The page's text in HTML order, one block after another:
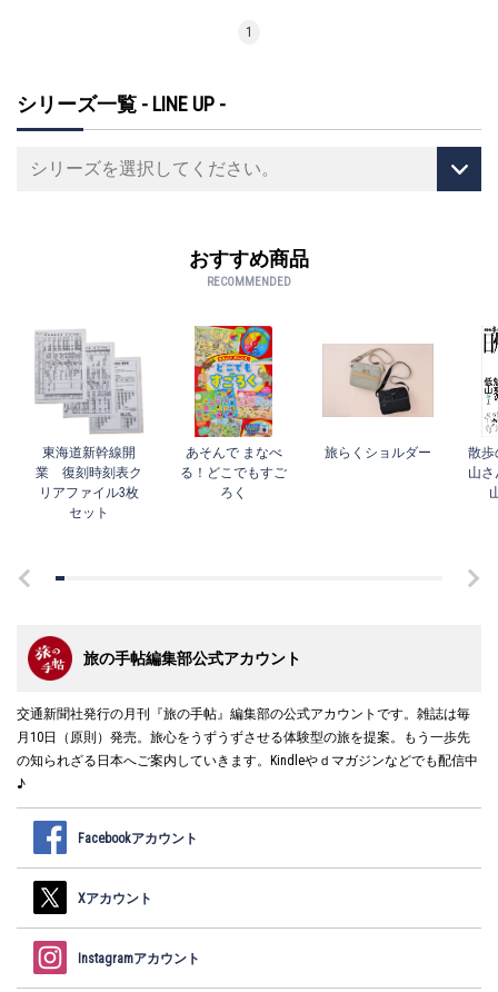
1
シリーズ一覧 - LINE UP -
おすすめ商品
RECOMMENDED
東海道新幹線開
業 復刻時刻表ク
リアファイル3枚
セット
あそんで まなべ
る！どこでもすご
ろく
旅らくショルダー
散歩
山さ
旅の手帖編集部公式アカウント
交通新聞社発行の月刊『旅の手帖』編集部の公式アカウントです。雑誌は毎
月10日（原則）発売。旅心をうずうずさせる体験型の旅を提案。もう一歩先
の知られざる日本へご案内していきます。Kindleやｄマガジンなどでも配信中
♪
Facebookアカウント
Xアカウント
Instagramアカウント